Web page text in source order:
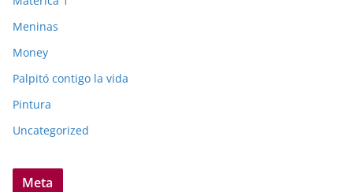
Meninas
Money
Palpitó contigo la vida
Pintura
Uncategorized
Meta